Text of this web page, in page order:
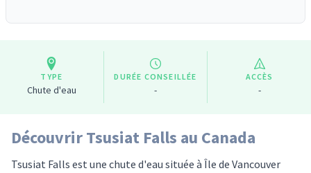
TYPE
Chute d'eau
DURÉE CONSEILLÉE
-
ACCÈS
-
Découvrir Tsusiat Falls au Canada
Tsusiat Falls est une chute d'eau située à Île de Vancouver